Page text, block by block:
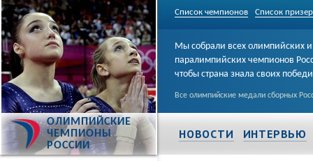
Список чемпионов Список
ОЛИМПИЙСКИЕ
ЧЕМПИОНЫ
РОССИИ
Мы собрали всех олимпийских и
паралимпийских чемпионов
чтобы страна знала своих
Все олимпийские медали сборных
НОВОСТИ ИНТЕРВЬЮ